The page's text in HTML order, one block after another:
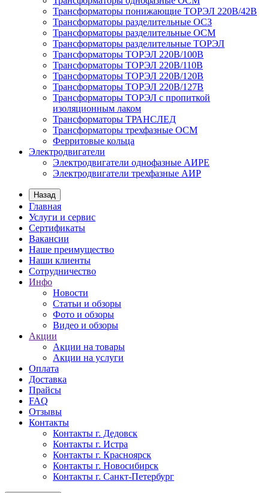
Трансформаторы понижающие ТОРЭЛ 220В/42В
Трансформаторы разделительные ОСЗ
Трансформаторы разделительные ОСМ
Трансформаторы разделительные ТОРЭЛ
Трансформаторы ТОРЭЛ 220В/100В
Трансформаторы ТОРЭЛ 220В/110В
Трансформаторы ТОРЭЛ 220В/120В
Трансформаторы ТОРЭЛ 220В/127В
Трансформаторы ТОРЭЛ с пропиткой
изоляционным лаком
Трансформаторы ТРАНСЛЕД
Трансформаторы трехфазные ОСМ
Ферритовые кольца
Электродвигатели
Электродвигатели однофазные АИРЕ
Электродвигатели трехфазные АИР
Назад
Главная
Услуги и сервис
Сертификаты
Вакансии
Наше преимущество
Наши клиенты
Сотрудничество
Инфо
Новости
Статьи и обзоры
Фото и обзоры
Видео и обзоры
Акции
Акции на товары
Акции на услуги
Оплата
Доставка
Прайсы
FAQ
Отзывы
Контакты
Контакты г. Дедовск
Контакты г. Истра
Контакты г. Красноярск
Контакты г. Новосибирск
Контакты г. Санкт-Петербург